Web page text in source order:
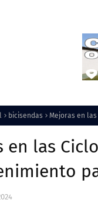
bicisendas Mejoras en
en las